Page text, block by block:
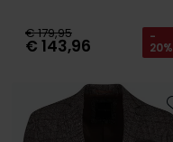
€ 179,95
€ 143,96 -
20%